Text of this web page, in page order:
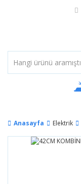
Anasayfa Elektrik